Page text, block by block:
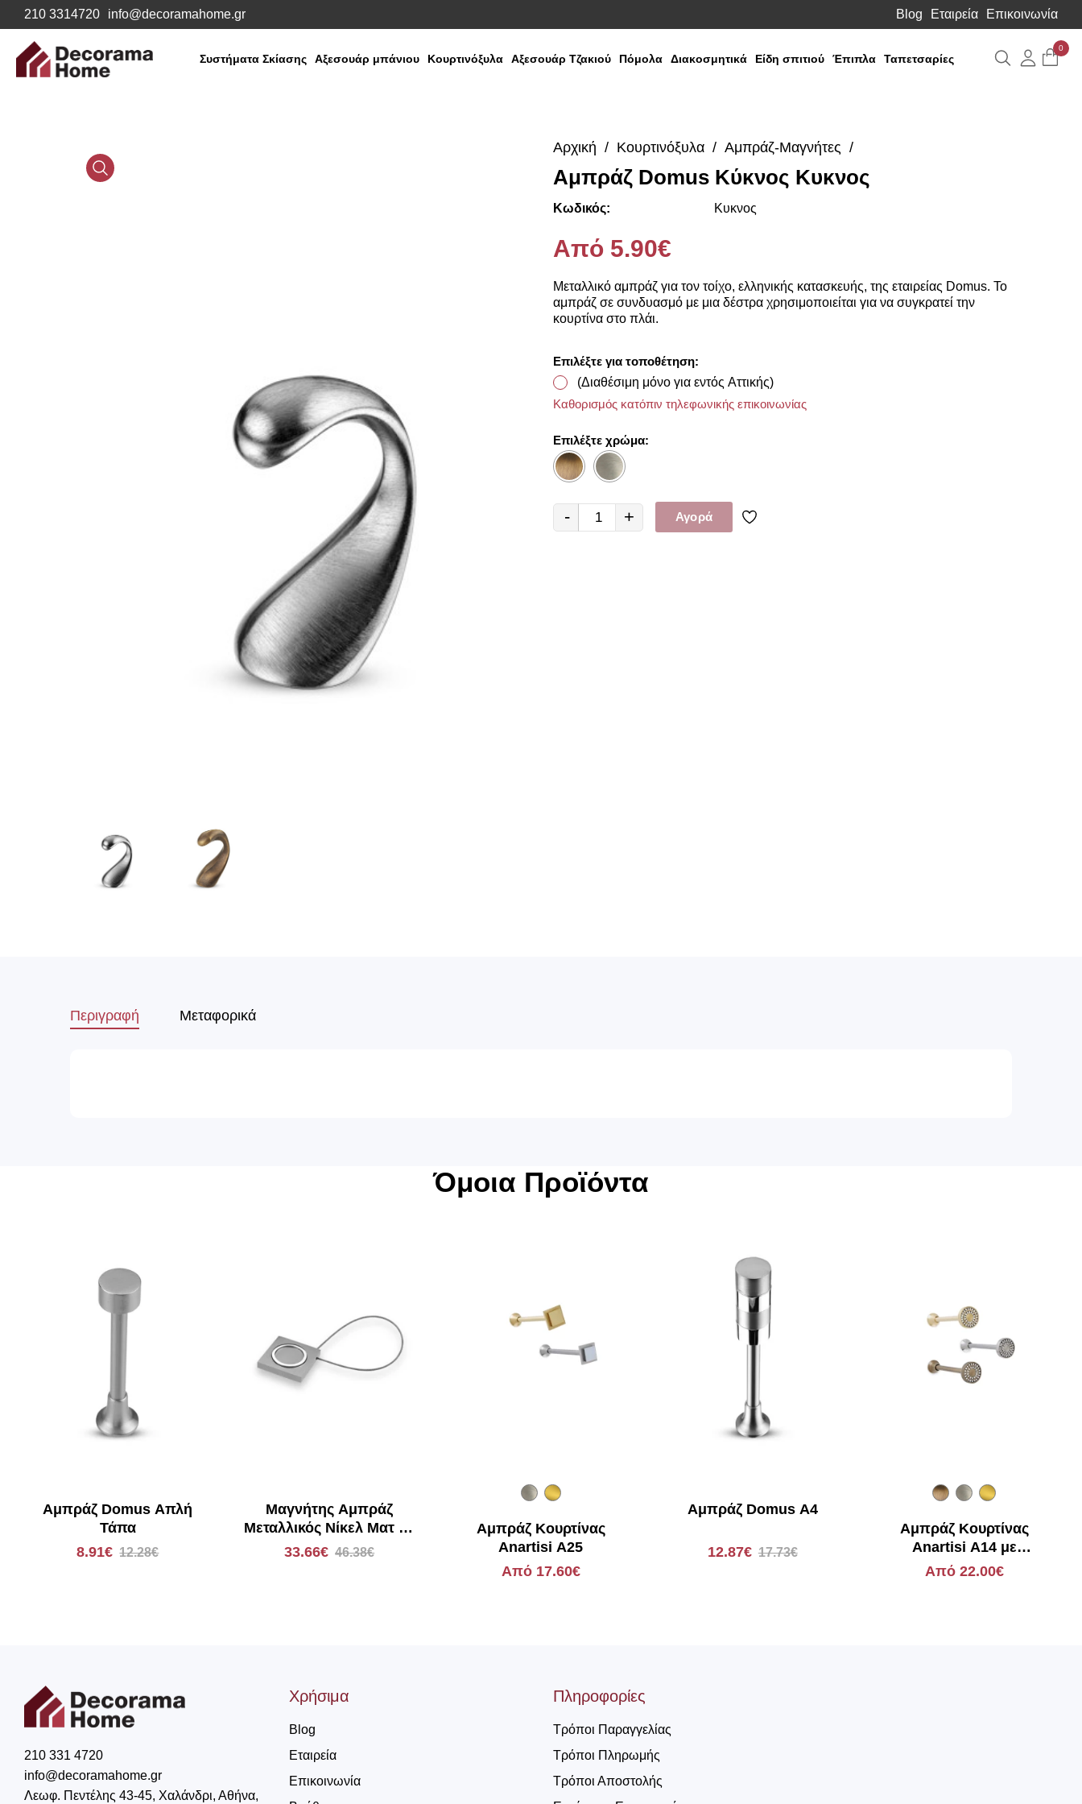
210 3314720 info@decoramahome.gr Blog Εταιρεία Επικοινωνία
Συστήματα Σκίασης Αξεσουάρ μπάνιου Κουρτινόξυλα Αξεσουάρ Τζακιού Πόμολα Διακοσμητικά Είδη σπιτιού Έπιπλα Ταπετσαρίες Αναζήτηση
0
Media
Media
Αρχική Κουρτινόξυλα Αμπράζ-Μαγνήτες
Αμπράζ Domus Κύκνος Κυκνος
Κωδικός: Κυκνος
Από 5.90€
Μεταλλικό αμπράζ για τον τοίχο, ελληνικής κατασκευής, της εταιρείας Domus. Το
αμπράζ σε συνδυασμό με μια δέστρα χρησιμοποιείται για να συγκρατεί την
κουρτίνα στο πλάι.
Επιλέξτε για τοποθέτηση:
(Διαθέσιμη μόνο για εντός Αττικής)
Καθορισμός κατόπιν τηλεφωνικής επικοινωνίας
Επιλέξτε χρώμα:
- + Αγορά
Περιγραφή Μεταφορικά
Όμοια Προϊόντα
Αμπράζ Domus Απλή
Τάπα
8.91€ 12.28€
Μαγνήτης Αμπράζ
Μεταλλικός Νίκελ Ματ με
Χρώμιο Φαιστός Domus
33.66€ 46.38€
Αμπράζ Κουρτίνας
Anartisi A25
Από 17.60€
Αμπράζ Domus Α4
12.87€ 17.73€
Αμπράζ Κουρτίνας
Anartisi A14 με
Swarovski
Από 22.00€
210 331 4720
info@decoramahome.gr
Λεωφ. Πεντέλης 43-45, Χαλάνδρι, Αθήνα,
Χρήσιμα
Blog
Εταιρεία
Επικοινωνία
Πληροφορίες
Τρόποι Παραγγελίας
Τρόποι Πληρωμής
Τρόποι Αποστολής